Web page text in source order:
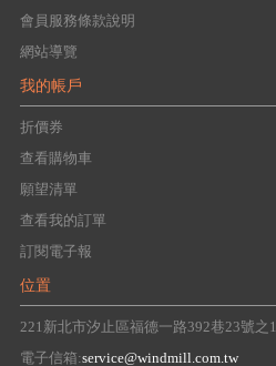
會員服務條款說明
網站導覽
我的帳戶
折價券
查看購物車
願望清單
查看我的訂單
訂閱電子報
位置
221新北市汐止區福德一路392巷23號之1
電子信箱:service@windmill.com.tw